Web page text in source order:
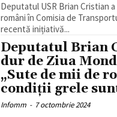
Deputatul USR Brian Cristian
români în Comisia de
recentă inițiativă...
Deputatul Brian
dur de Ziua
„Sute de mii de
condiții grele
Infomm - 7 octombrie 2024